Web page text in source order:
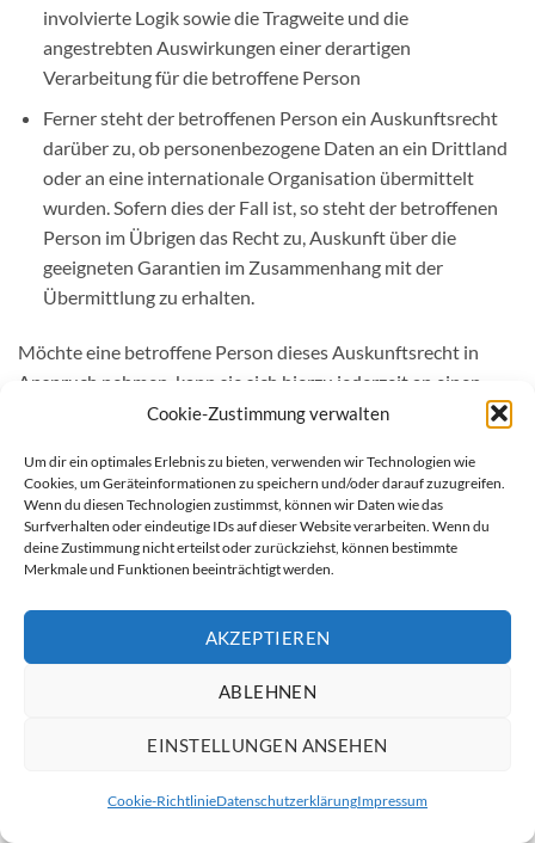
Cookie-Zustimmung verwalten
Um dir ein optimales Erlebnis zu bieten, verwenden wir Technologien wie
Cookies, um Geräteinformationen zu speichern und/oder darauf zuzugreifen.
Wenn du diesen Technologien zustimmst, können wir Daten wie das
Surfverhalten oder eindeutige IDs auf dieser Website verarbeiten. Wenn du
deine Zustimmung nicht erteilst oder zurückziehst, können bestimmte
Merkmale und Funktionen beeinträchtigt werden.
AKZEPTIEREN
ABLEHNEN
EINSTELLUNGEN ANSEHEN
Cookie-RichtlinieDatenschutzerklärungImpressum
involvierte Logik sowie die Tragweite und die
angestrebten Auswirkungen einer derartigen
Verarbeitung für die betroffene Person
Ferner steht der betroffenen Person ein Auskunftsrecht
darüber zu, ob personenbezogene Daten an ein Drittland
oder an eine internationale Organisation übermittelt
wurden. Sofern dies der Fall ist, so steht der betroffenen
Person im Übrigen das Recht zu, Auskunft über die
geeigneten Garantien im Zusammenhang mit der
Übermittlung zu erhalten.
Möchte eine betroffene Person dieses Auskunftsrecht in
Anspruch nehmen, kann sie sich hierzu jederzeit an einen
Mitarbeiter des für die Verarbeitung Verantwortlichen
c) Recht auf Berichtigung
Jede von der Verarbeitung personenbezogener Daten
betroffene Person hat das vom Europäischen Richtlinien-
und Verordnungsgeber gewährte Recht, die unverzügliche
Berichtigung sie betreffender unrichtiger
personenbezogener Daten zu verlangen. Ferner steht der
betroffenen Person das Recht zu, unter Berücksichtigung der
unvollständiger personenbezogener Daten — auch mittels